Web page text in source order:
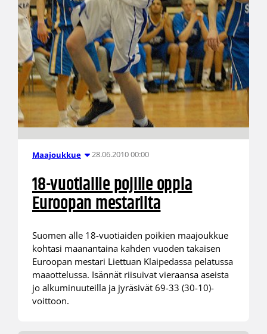
Maajoukkue 28.06.2010 00:00
18-vuotiaille pojille oppia
Euroopan mestarilta
Suomen alle 18-vuotiaiden poikien maajoukkue
kohtasi maanantaina kahden vuoden takaisen
Euroopan mestari Liettuan Klaipedassa pelatussa
maaottelussa. Isännät riisuivat vieraansa aseista
jo alkuminuuteilla ja jyräsivät 69-33 (30-10)-
voittoon.